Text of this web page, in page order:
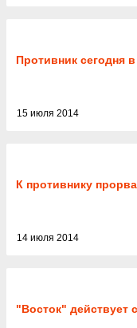
Противник сегодня
15 июля 2014
К противнику
14 июля 2014
"Восток" действует